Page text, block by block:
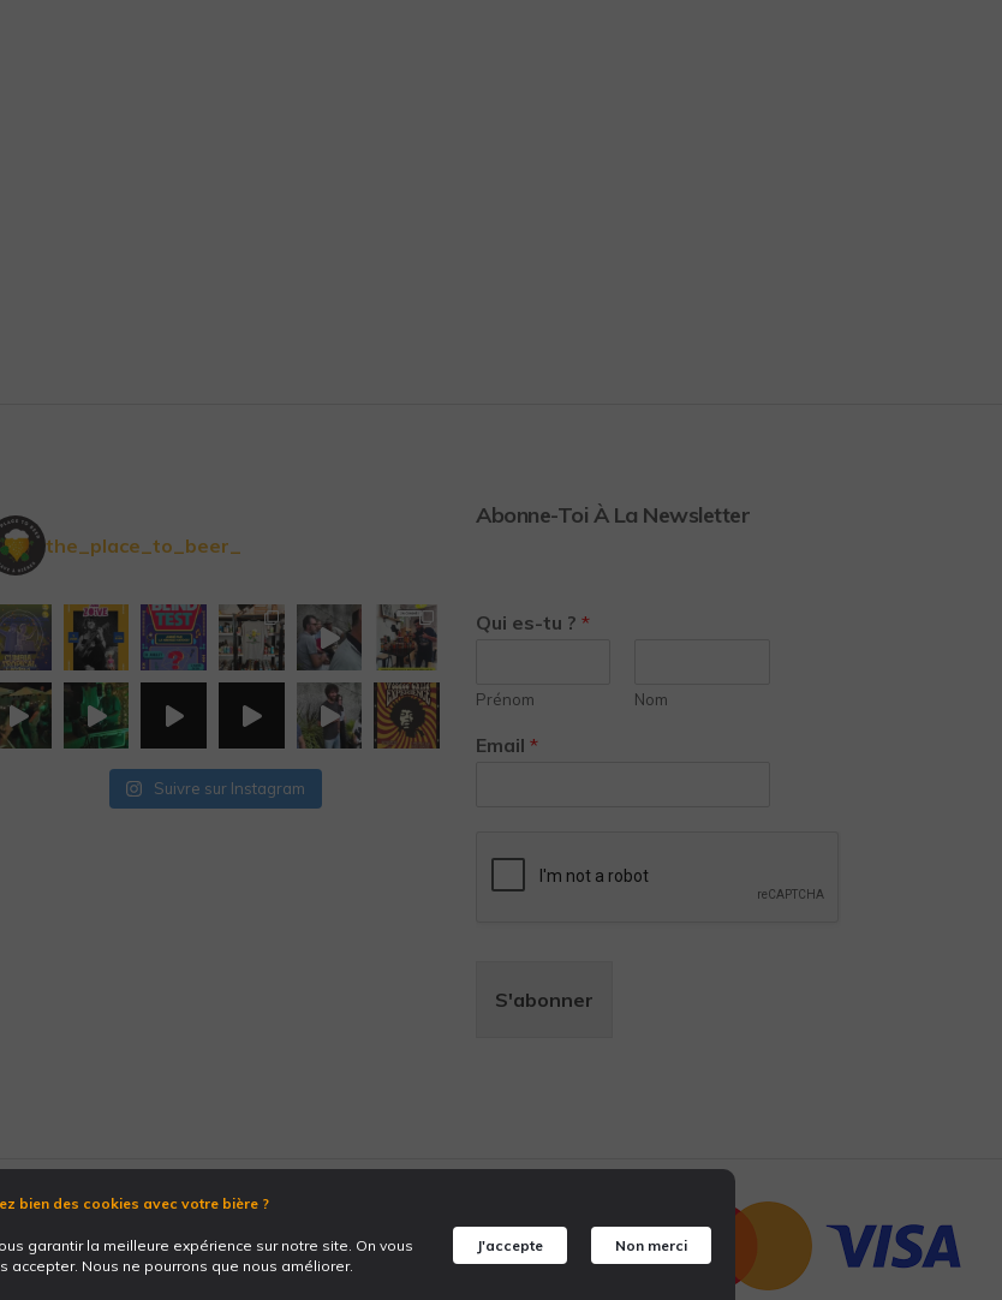
the_place_to_beer_
Suivre sur Instagram
Abonne-Toi À La Newsletter
Qui es-tu ? *
Prénom Nom
Email *
S'abonner
bien des cookies avec votre bière ?
garantir la meilleure expérience sur notre site. On vous
accepter. Nous ne pourrons que nous améliorer.
J'accepte Non merci
L'abus d'alcool est dangereux pour la santé.